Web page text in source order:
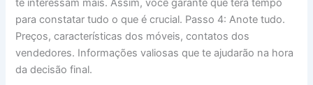
para constatar tudo o que é crucial. Passo 4: Anote tudo.
Preços, características dos móveis, contatos dos
vendedores. Informações valiosas que te ajudarão na hora
da decisão final.